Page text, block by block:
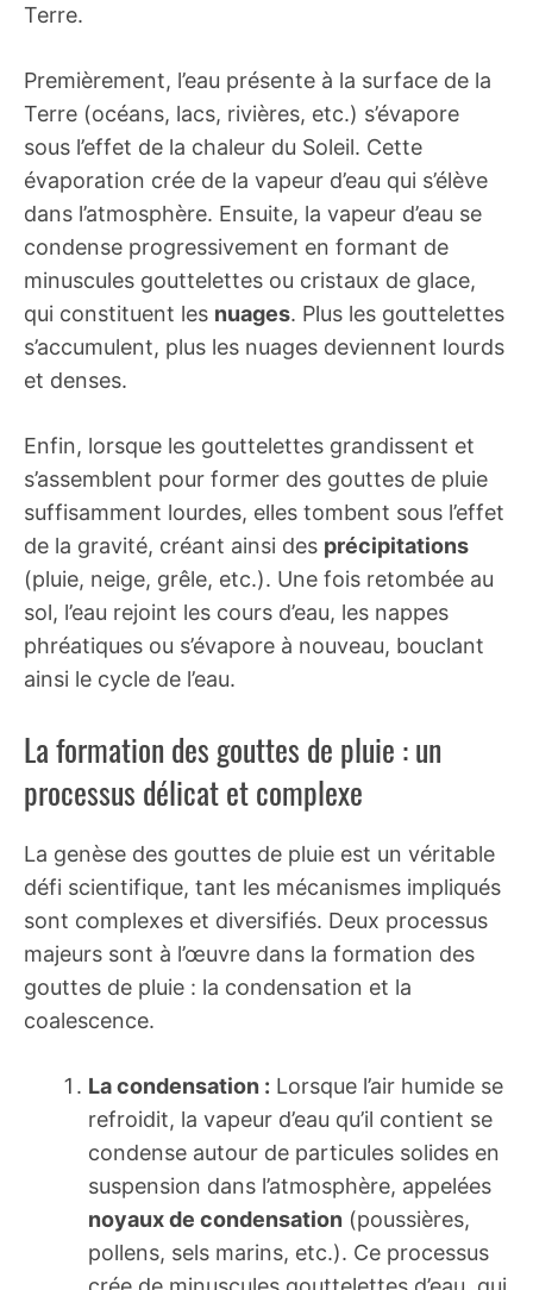
Terre.
Premièrement, l’eau présente à la surface de la
Terre (océans, lacs, rivières, etc.) s’évapore
sous l’effet de la chaleur du Soleil. Cette
évaporation crée de la vapeur d’eau qui s’élève
dans l’atmosphère. Ensuite, la vapeur d’eau se
condense progressivement en formant de
minuscules gouttelettes ou cristaux de glace,
qui constituent les nuages. Plus les gouttelettes
s’accumulent, plus les nuages deviennent lourds
et denses.
Enfin, lorsque les gouttelettes grandissent et
s’assemblent pour former des gouttes de pluie
suffisamment lourdes, elles tombent sous l’effet
de la gravité, créant ainsi des précipitations
(pluie, neige, grêle, etc.). Une fois retombée au
sol, l’eau rejoint les cours d’eau, les nappes
phréatiques ou s’évapore à nouveau, bouclant
ainsi le cycle de l’eau.
La formation des gouttes de pluie : un
processus délicat et complexe
La genèse des gouttes de pluie est un véritable
défi scientifique, tant les mécanismes impliqués
sont complexes et diversifiés. Deux processus
majeurs sont à l’œuvre dans la formation des
gouttes de pluie : la condensation et la
coalescence.
La condensation : Lorsque l’air humide se
refroidit, la vapeur d’eau qu’il contient se
condense autour de particules solides en
suspension dans l’atmosphère, appelées
noyaux de condensation (poussières,
pollens, sels marins, etc.). Ce processus